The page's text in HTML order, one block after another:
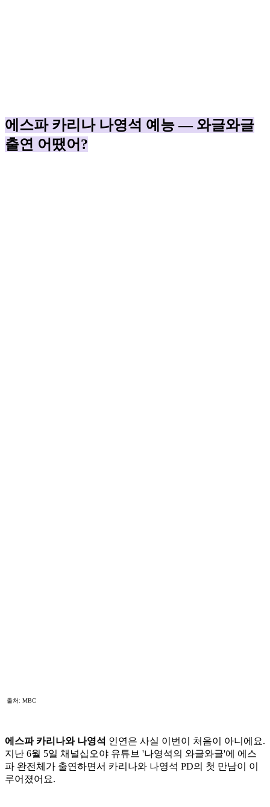
에스파 카리나 나영석 예능 — 와글와글
출연 어땠어?
출처: MBC
에스파 카리나와 나영석 인연은 사실 이번이 처음이 아니에요.
지난 6월 5일 채널십오야 유튜브 '나영석의 와글와글'에 에스
파 완전체가 출연하면서 카리나와 나영석 PD의 첫 만남이 이
루어졌어요.